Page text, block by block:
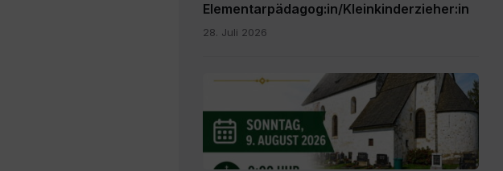
Elementarpädagog:in/Kleinkinderzieher:in
28. Juli 2026
IMG-
WA0000.jpg